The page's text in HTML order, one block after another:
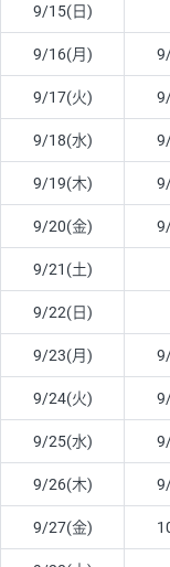
9/15(日)
9/16(月)
9/17(火)
9/18(水)
9/19(木)
9/20(金)
9/21(土)
9/22(日)
9/23(月)
9/24(火)
9/25(水)
9/26(木)
9/27(金)